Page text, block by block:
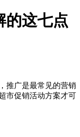
的这七点
推广是最常见的营销
市促销活动方案才可